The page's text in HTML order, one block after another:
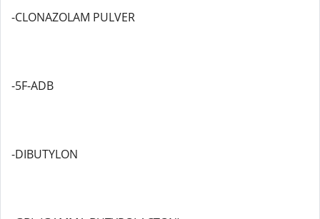
-CLONAZOLAM PULVER
-5F-ADB
-DIBUTYLON